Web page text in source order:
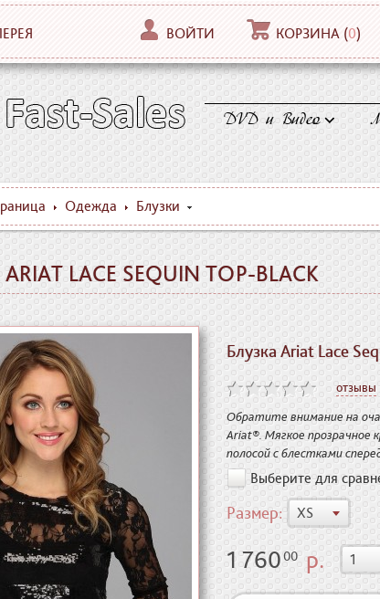
ВОЙТИ КОРЗИНА (0)
DVD и Видео
Одежда Блузки
LACE SEQUIN TOP-BLACK
Блузка Ariat Lace
отзывы
Обратите внимание на
Ariat®. Мягкое прозрачное
полосой с блестками
Выберите для
Размер: XS
1 76000р.